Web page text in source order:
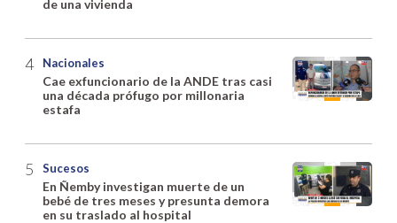
de una vivienda
Nacionales
Cae exfuncionario de la ANDE tras casi
una década prófugo por millonaria
estafa
Sucesos
En Ñemby investigan muerte de un
bebé de tres meses y presunta demora
en su traslado al hospital